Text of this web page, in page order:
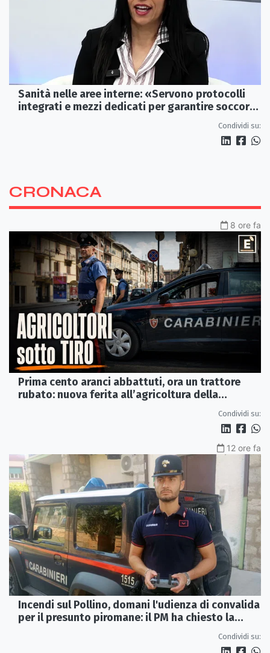
Sanità nelle aree interne: «Servono protocolli
integrati e mezzi dedicati per garantire soccorsi
Condividi su:
CRONACA
8 ore fa
Prima cento aranci abbattuti, ora un trattore
rubato: nuova ferita all’agricoltura della
Condividi su:
12 ore fa
Incendi sul Pollino, domani l'udienza di convalida
per il presunto piromane: il PM ha chiesto la
Condividi su: